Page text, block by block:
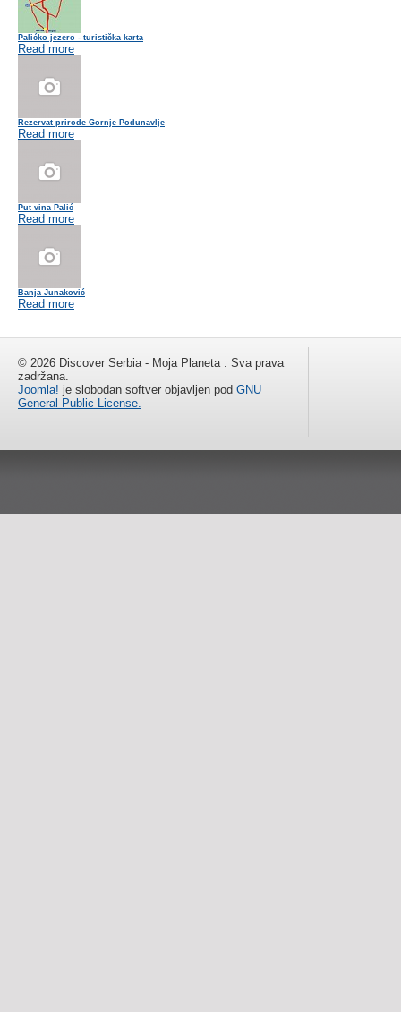
Palićko jezero - turistička karta
Read more
Rezervat prirode Gornje Podunavlje
Read more
Put vina Palić
Read more
Banja Junaković
Read more
© 2026 Discover Serbia - Moja Planeta . Sva prava
zadržana.
Joomla! je slobodan softver objavljen pod GNU
General Public License.